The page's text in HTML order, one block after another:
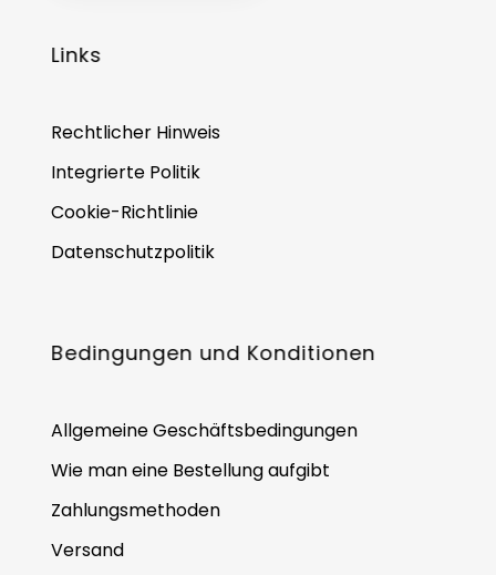
Links
Rechtlicher Hinweis
Integrierte Politik
Cookie-Richtlinie
Datenschutzpolitik
Bedingungen und Konditionen
Allgemeine Geschäftsbedingungen
Wie man eine Bestellung aufgibt
Zahlungsmethoden
Versand